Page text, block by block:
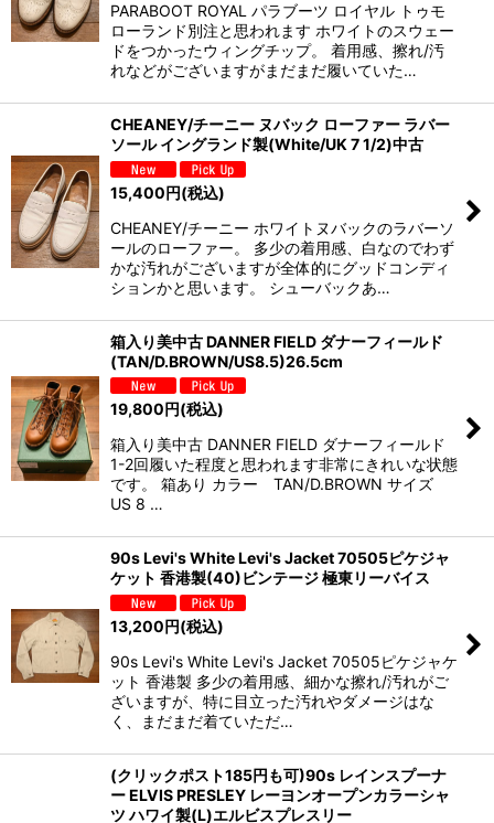
PARABOOT ROYAL パラブーツ ロイヤル トゥモ
ローランド別注と思われます ホワイトのスウェー
ドをつかったウィングチップ。 着用感、擦れ/汚
れなどがございますがまだまだ履いていた…
CHEANEY/チーニー ヌバック ローファー ラバー
ソール イングランド製(White/UK 7 1/2)中古
15,400円(税込)
CHEANEY/チーニー ホワイトヌバックのラバーソ
ールのローファー。 多少の着用感、白なのでわず
かな汚れがございますが全体的にグッドコンディ
ションかと思います。 シューバックあ…
箱入り美中古 DANNER FIELD ダナーフィールド
(TAN/D.BROWN/US8.5)26.5cm
19,800 円(税込)
箱入り美中古 DANNER FIELD ダナーフィールド
1-2回履いた程度と思われます非常にきれいな状態
です。 箱あり カラー TAN/D.BROWN サイズ
US 8 …
90s Levi's White Levi's Jacket 70505ピケジャ
ケット 香港製(40)ビンテージ 極東リーバイス
13,200円(税込)
90s Levi's White Levi's Jacket 70505ピケジャケ
ット 香港製 多少の着用感、細かな擦れ/汚れがご
ざいますが、特に目立った汚れやダメージはな
く、まだまだ着ていただ…
(クリックポスト185円も可)90s レインスプーナ
ー ELVIS PRESLEY レーヨンオープンカラーシャ
ツ ハワイ製(L)エルビスプレスリー